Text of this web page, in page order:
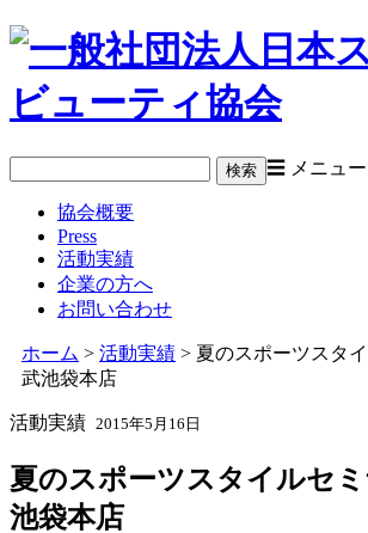
☰ メニュー
協会概要
Press
活動実績
企業の方へ
お問い合わせ
ホーム > 活動実績 > 夏のスポーツスタ
武池袋本店
活動実績 2015年5月16日
夏のスポーツスタイルセ
池袋本店